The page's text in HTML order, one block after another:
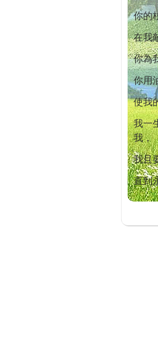
你的
在我
你為
你用
使我
我一
我，
我且
直到